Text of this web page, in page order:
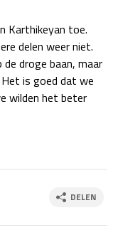
zo 05:00 - 07:00
za 19:00 - 20:00
za 15:00 - 16:00
zo 14:00 - 16:00
Karthikeyan toe.
delen weer niet.
droge baan, maar
is goed dat we
wilden het beter
DELEN